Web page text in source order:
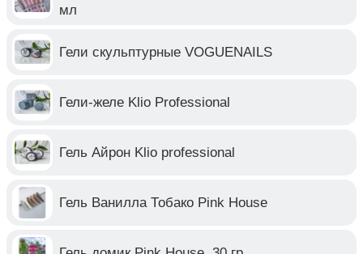
мл
Гели скульптурные VOGUENAILS
Гели-желе Klio Professional
Гель Айрон Klio professional
Гель Ванилла Тобако Pink House